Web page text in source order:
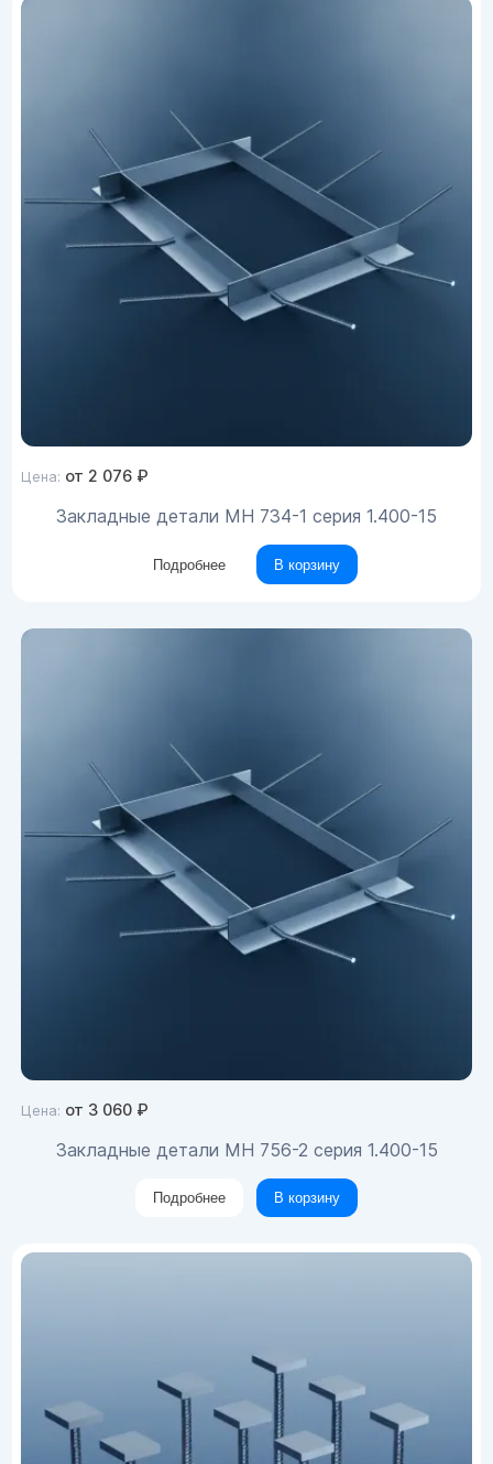
Цена: от 2 076 ₽
Закладные детали МН 734-1 серия 1.400-15
Подробнее В корзину
Цена: от 3 060 ₽
Закладные детали МН 756-2 серия 1.400-15
Подробнее В корзину